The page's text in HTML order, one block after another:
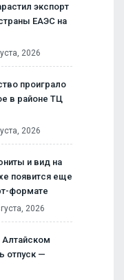
экспорт
ЕАЭС на
2026
проиграло
в районе ТЦ
2026
и вид на
появится еще
формате
2026
отпуск —